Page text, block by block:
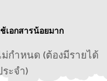
เอกสารน้อยมาก
กำหนด (ต้องมีรายได้
ะจำ)